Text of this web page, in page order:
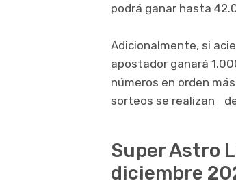
podrá ganar hasta
Adicionalmente, si
apostador ganará
números en orden
sorteos se realizan de
Super Astro
diciembre